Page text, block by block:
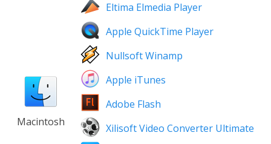
Macintosh
Eltima Elmedia Player
Apple QuickTime Player
Nullsoft Winamp
Apple iTunes
Adobe Flash
Xilisoft Video Converter Ultimate